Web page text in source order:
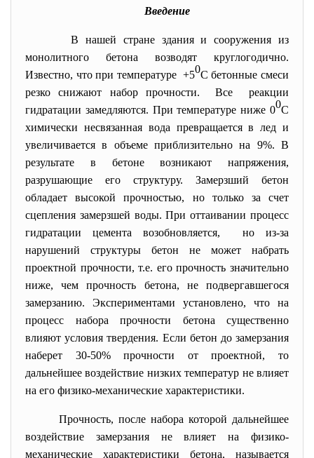
Введение
В нашей стране здания и сооружения из
монолитного бетона возводят круглогодично.
Известно, что при температуре +50С бетонные смеси
резко снижают набор прочности. Все реакции
гидратации замедляются. При температуре ниже 00С
химически несвязанная вода превращается в лед и
увеличивается в объеме приблизительно на 9%. В
результате в бетоне возникают напряжения,
разрушающие его структуру. Замерзший бетон
обладает высокой прочностью, но только за счет
сцепления замерзшей воды. При оттаивании процесс
гидратации цемента возобновляется, но из-за
нарушений структуры бетон не может набрать
проектной прочности, т.е. его прочность значительно
ниже, чем прочность бетона, не подвергавшегося
замерзанию. Экспериментами установлено, что на
процесс набора прочности бетона существенно
влияют условия твердения. Если бетон до замерзания
наберет 30-50% прочности от проектной, то
дальнейшее воздействие низких температур не влияет
на его физико-механические характеристики.
Прочность, после набора которой дальнейшее
воздействие замерзания не влияет на физико-
механические характеристики бетона, называется